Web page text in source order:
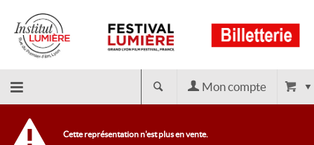
Retour
Mon compte
Cette représentation n'est plus en vente.